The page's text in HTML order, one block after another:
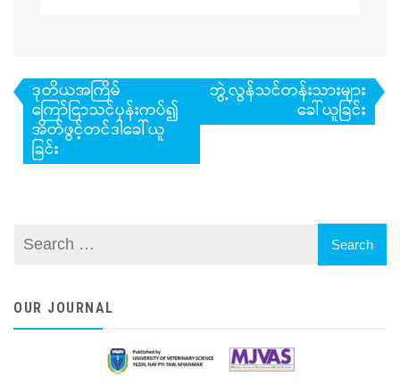
Post
navigation
ဒုတိယအကြိမ်
ကြော်ငြာသင်ပုန်းကပ်၍
အိတ်ဖွင့်တင်ဒါခေါ်ယူ
ခြင်း
ဘွဲ့လွန်သင်တန်းသားများ
ခေါ်ယူခြင်း
OUR JOURNAL